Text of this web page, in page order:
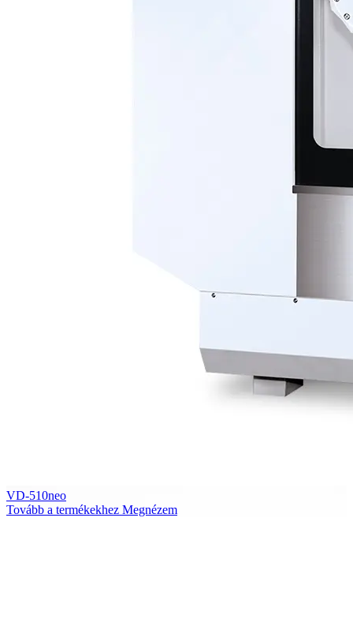
VD-510neo
Tovább a termékekhez Megnézem